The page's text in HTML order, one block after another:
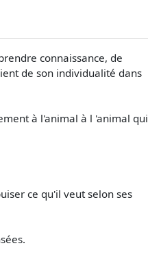
connaissance, de
de son individualité dans
à l'animal à l 'animal qui
ce qu'il veut selon ses